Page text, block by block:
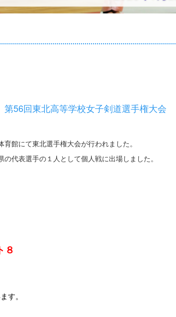
56回東北高等学校女子剣道選手権大会
館にて東北選手権大会が行われました。
代表選手の１人として個人戦に出場しました。
８
す。